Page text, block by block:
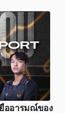
FullSense
#ptc_valorant
ยื่ออารมณ์ของ